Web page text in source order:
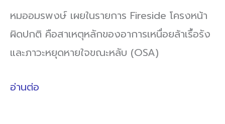
หมออมรพงษ์ เผยในรายการ Fireside โครงหน้า
ผิดปกติ คือสาเหตุหลักของอาการเหนื่อยล้าเรื้อรัง
และภาวะหยุดหายใจขณะหลับ (OSA)
อ่านต่อ